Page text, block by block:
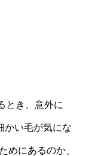
とき、意外に
かい毛が気にな
めにあるのか、